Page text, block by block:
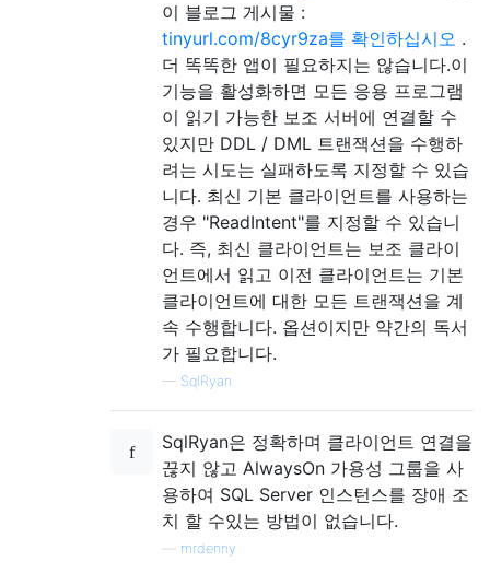
이 블로그 게시물 :
tinyurl.com/8cyr9za를 확인하십시오 .
더 똑똑한 앱이 필요하지는 않습니다.이
기능을 활성화하면 모든 응용 프로그램
이 읽기 가능한 보조 서버에 연결할 수
있지만 DDL / DML 트랜잭션을 수행하
려는 시도는 실패하도록 지정할 수 있습
니다. 최신 기본 클라이언트를 사용하는
경우 "ReadIntent"를 지정할 수 있습니
다. 즉, 최신 클라이언트는 보조 클라이
언트에서 읽고 이전 클라이언트는 기본
클라이언트에 대한 모든 트랜잭션을 계
속 수행합니다. 옵션이지만 약간의 독서
가 필요합니다.
— SqlRyan
SqlRyan은 정확하며 클라이언트 연결을
끊지 않고 AlwaysOn 가용성 그룹을 사
용하여 SQL Server 인스턴스를 장애 조
치 할 수있는 방법이 없습니다.
mrdenny